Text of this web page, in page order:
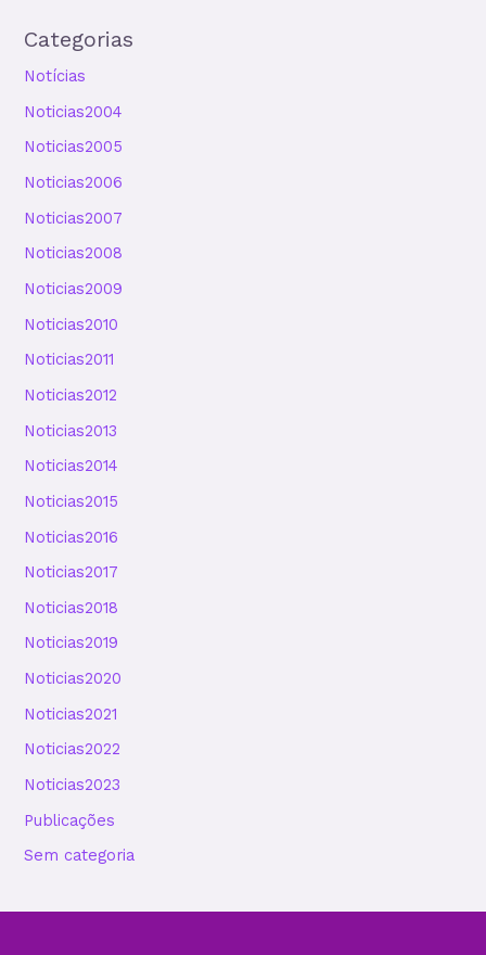
Categorias
Notícias
Noticias2004
Noticias2005
Noticias2006
Noticias2007
Noticias2008
Noticias2009
Noticias2010
Noticias2011
Noticias2012
Noticias2013
Noticias2014
Noticias2015
Noticias2016
Noticias2017
Noticias2018
Noticias2019
Noticias2020
Noticias2021
Noticias2022
Noticias2023
Publicações
Sem categoria